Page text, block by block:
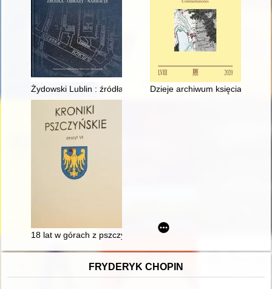
Żydowski Lublin : źródła - obrazy - narracjeDzieje archiwum księcia
18 lat w górach z pszczyńską "Wichurą" / Joanna Rozmus-
FRYDERYK CHOPIN